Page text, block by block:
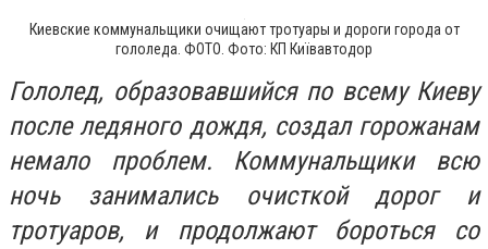
Киевские коммунальщики очищают тротуары и дороги города от
гололеда. ФОТО. Фото: КП Київавтодор
Гололед, образовавшийся по всему Киеву
после ледяного дождя, создал горожанам
немало проблем. Коммунальщики всю
ночь занимались очисткой дорог и
тротуаров, и продолжают бороться со